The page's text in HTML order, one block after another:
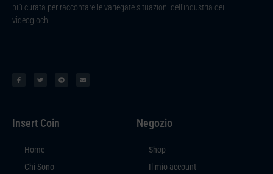
più curata per raccontare le variegate situazioni dell’industria dei
videogiochi.
Insert Coin
Home
Chi Sono
Negozio
Shop
Il mio account